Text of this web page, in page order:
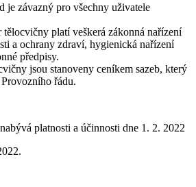
je závazný pro všechny uživatele
platí veškerá zákonná nařízení
a ochrany zdraví, hygienická nařízení
předpisy.
jsou stanoveny ceníkem sazeb, který
řádu.
platnosti a účinnosti dne 1. 2. 2022